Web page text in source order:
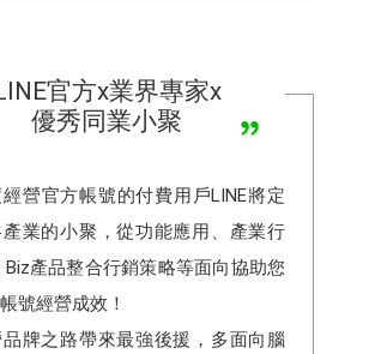
官方x業界專家x
優秀同業小聚
營官方帳號的付費用戶LINE將定
業的小聚，從功能應用、產業行
Biz產品整合行銷策略等面向協助您
號經營成效！
牌之路帶來最強後援，多面向腦